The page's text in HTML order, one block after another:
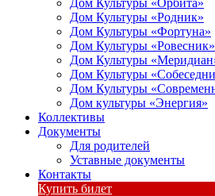
Дом Культуры «Орбита»
Дом Культуры «Родник»
Дом Культуры «Фортуна»
Дом Культуры «Ровесник»
Дом Культуры
Дом Культуры
Дом Культуры
Дом культуры «Энергия»
Коллективы
Документы
Для родителей
Уставные документы
Контакты
Купить билет